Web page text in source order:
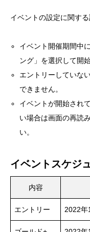
イベントの設定に関す
イベント開催期間中
ング」を選択して開
エントリーしていな
できません。
イベントが開始され
い場合は画面の再読
い。
イベントスケジ
内容
エントリー 2022年